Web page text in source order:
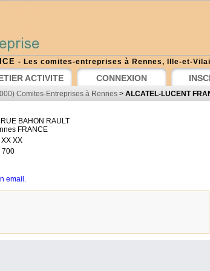
- Les comites-entreprises à Rennes, Ille-et-
ACTIVITE CONNEXION
Comites-Entreprises à Rennes > ALCATEL-LUCENT
BAHON RAULT
FRANCE
XX
700
email.